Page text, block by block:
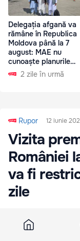
Delegația afgană va
rămâne în Republica
Moldova până la 7
august: MAE nu
cunoaște planurile
acestora
2 zile în urmă
Rupor 12 iunie
Vizita
României
va fi
zile
va fi